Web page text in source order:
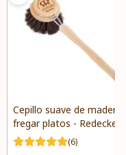
Cepillo suave de madera
fregar platos - Redecker
(6)